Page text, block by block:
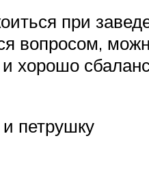
при
вопросом,
хорошо
петрушку